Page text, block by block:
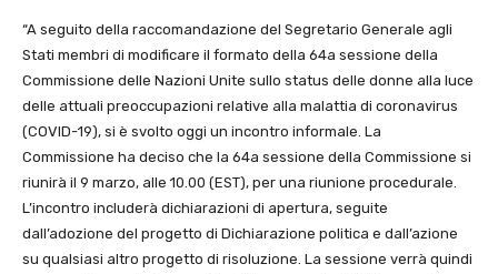
“A seguito della raccomandazione del Segretario Generale agli
Stati membri di modificare il formato della 64a sessione della
Commissione delle Nazioni Unite sullo status delle donne alla luce
delle attuali preoccupazioni relative alla malattia di coronavirus
(COVID-19), si è svolto oggi un incontro informale. La
Commissione ha deciso che la 64a sessione della Commissione si
riunirà il 9 marzo, alle 10.00 (EST), per una riunione procedurale.
L’incontro includerà dichiarazioni di apertura, seguite
dall’adozione del progetto di Dichiarazione politica e dall’azione
su qualsiasi altro progetto di risoluzione. La sessione verrà quindi